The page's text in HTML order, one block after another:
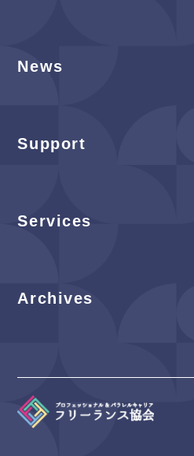
News
Support
Services
Archives